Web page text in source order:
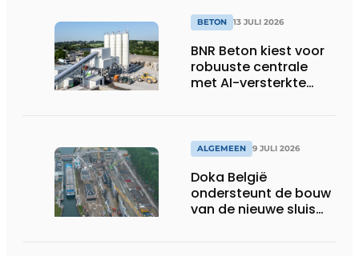
BETON 13 JULI 2026
BNR Beton kiest voor
robuuste centrale
met AI-versterkte
ALGEMEEN 9 JULI 2026
Doka België
ondersteunt de bouw
van de nieuwe sluis